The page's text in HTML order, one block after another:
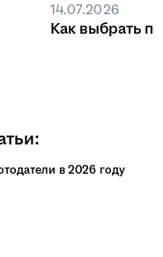
14.07.2026
Как выбрать
в 2026 году